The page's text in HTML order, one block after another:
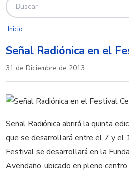
Inicio
Señal Radiónica en el
31 de Diciembre de 2013
Señal Radiónica abrirá la quinta
que se desarrollará entre el 7 y el
Festival se desarrollará en la
Avendaño, ubicado en pleno